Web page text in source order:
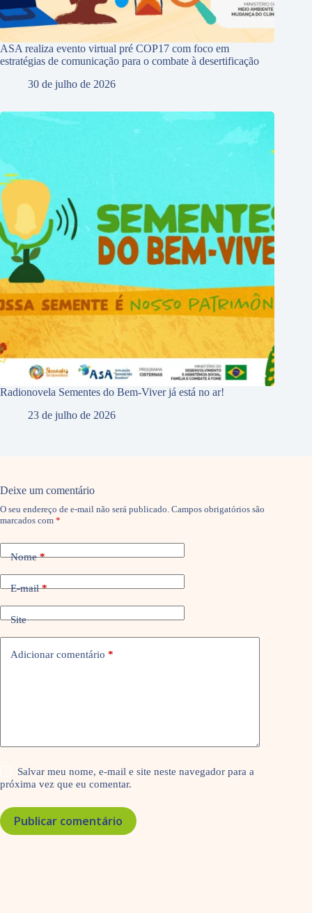
ASA realiza evento virtual pré COP17 com foco em
estratégias de comunicação para o combate à desertificação
30 de julho de 2026
Radionovela Sementes do Bem-Viver já está no ar!
23 de julho de 2026
Deixe um comentário
O seu endereço de e-mail não será publicado. Campos obrigatórios são
marcados com *
Nome*
E-mail*
Site
Adicionar comentário *
Salvar meu nome, e-mail e site neste navegador para a
próxima vez que eu comentar.
Publicar comentário